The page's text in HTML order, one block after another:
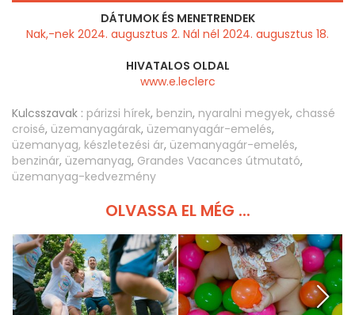
DÁTUMOK ÉS MENETRENDEK
Nak,-nek 2024. augusztus 2. Nál nél 2024. augusztus 18.
HIVATALOS OLDAL
www.e.leclerc
Kulcsszavak : párizsi hírek, benzin, nyaralni megyek, chassé
croisé, üzemanyagárak, üzemanyagár-emelés,
üzemanyag, készletezési ár, üzemanyagár-emelés,
benzinár, üzemanyag, Grandes Vacances útmutató,
üzemanyag-kedvezmény
OLVASSA EL MÉG ...